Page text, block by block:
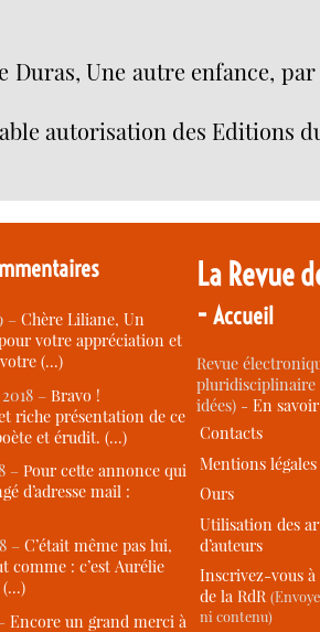
Duras, Une autre enfance,
autorisation des Editions
–Chère Liliane, Un
votre appréciation et
(…)
–Bravo !
riche présentation de ce
et érudit. (…)
–Pour cette annonce qui
d’adresse mail :
–C’était même pas lui,
comme : c’est Aurélie
(…)
Encore un grand merci à
La Revue
-Accueil
Revue
idées) -En
Contacts
Mentions légales
Ours
Utilisation des
d’auteurs
Inscrivez-vous
de la RdR
ni contenu)